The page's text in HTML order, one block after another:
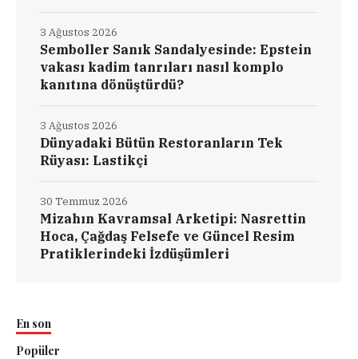
Semboller Sanık Sandalyesinde: Epstein
vakası kadim tanrıları nasıl komplo
kanıtına dönüştürdü?
3 Ağustos 2026
Dünyadaki Bütün Restoranların Tek
Rüyası: Lastikçi
3 Ağustos 2026
Mizahın Kavramsal Arketipi: Nasrettin
Hoca, Çağdaş Felsefe ve Güncel Resim
Pratiklerindeki İzdüşümleri
30 Temmuz 2026
En son
Popüler